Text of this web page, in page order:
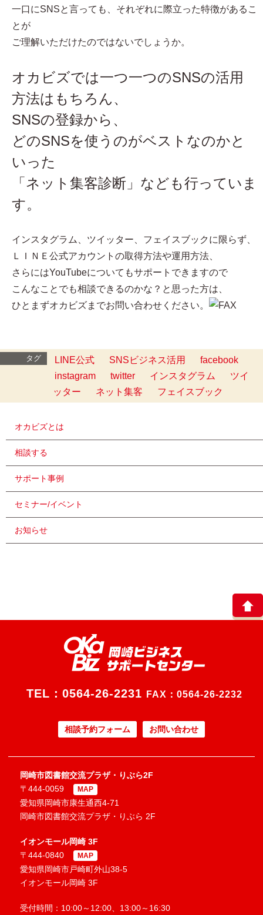
一口にSNSと言っても、それぞれに際立った特徴があるこ
とが
ご理解いただけたのではないでしょうか。
オカビズでは一つ一つのSNSの活用
方法はもちろん、
SNSの登録から、
どのSNSを使うのがベストなのかと
いった
「ネット集客診断」なども行っていま
す。
インスタグラム、ツイッター、フェイスブックに限らず、
ＬＩＮＥ公式アカウントの取得方法や運用方法、
さらにはYouTubeについてもサポートできますので
こんなことでも相談できるのかな？と思った方は、
ひとまずオカビズまでお問い合わせください。
タグ LINE公式 SNSビジネス活用
facebook
instagram
twitter インスタグラム
ツイ
ッター
ネット集客 フェイスブック
オカビズとは
相談する
サポート事例
セミナー/イベント
お知らせ
TEL： 0564-26-2231 FAX：0564-26-2232
相談予約フォーム お問い合わせ
岡崎市図書館交流プラザ・りぶら2F
〒444-0059
MAP
愛知県岡崎市康生通西4-71
岡崎市図書館交流プラザ・りぶら 2F
イオンモール岡崎 3F
〒444-0840
MAP
愛知県岡崎市戸崎町外山38-5
イオンモール岡崎 3F
受付時間：10:00～12:00、13:00～16:30